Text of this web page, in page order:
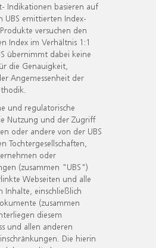
Indikationen basieren auf
UBS emittierten Index-
versuchen den
Index im Verhältnis 1:1
übernimmt dabei keine
die Genauigkeit,
Angemessenheit der
und regulatorische
Nutzung und der Zugriff
oder andere von der UBS
Tochtergesellschaften,
oder
(zusammen "UBS")
Webseiten und alle
Inhalte, einschließlich
(zusammen
diesem
und allen anderen
Die hierin